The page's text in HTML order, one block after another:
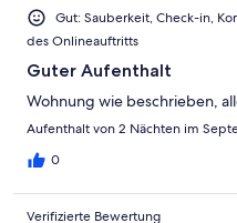
Gut: Sauberkeit, Check-in,
des Onlineauftritts
Guter Aufenthalt
Wohnung wie beschrieben,
Aufenthalt von 2 Nächten im
0
Verifizierte Bewertung